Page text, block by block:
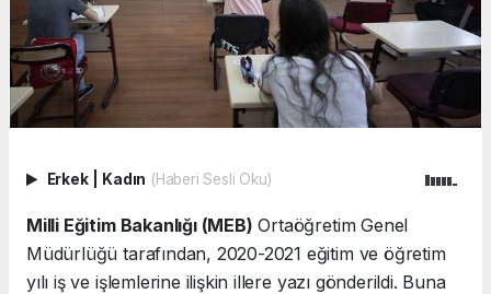
Erkek Kadın (Haberi Sesli Oku)
Milli Eğitim Bakanlığı (MEB) Ortaöğretim Genel
Müdürlüğü tarafından, 2020-2021 eğitim ve öğretim
yılı iş ve işlemlerine ilişkin illere yazı gönderildi. Buna